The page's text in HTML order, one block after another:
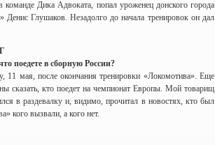
Дика Адвоката, попал уроженец донского города
Глушаков. Незадолго до начала тренировок он дал
поедете в сборную России?
11 мая, после окончания тренировки «Локомотива». Еще
сказать, кто поедет на чемпионат Европы. Мой товарищ
в раздевалку и, видимо, прочитал в новостях, кто был
кого вызвали, а кого нет.